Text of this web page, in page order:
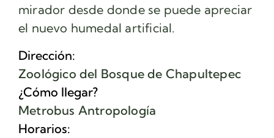
mirador desde donde se puede apreciar
el nuevo humedal artificial.
Dirección:
Zoológico del Bosque de Chapultepec
¿Cómo llegar?
Metrobus Antropología
Horarios: